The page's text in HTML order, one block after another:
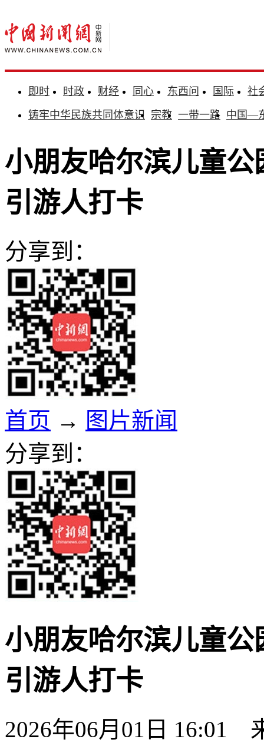
即时 时政 财经 同心 东西问 国际
社
铸牢中华民族共同体意识 宗教 一带一路 中国—
小朋友哈尔滨儿童
引游人打卡
分享到：
首页 → 图片新闻
分享到：
小朋友哈尔滨儿童
引游人打卡
2026年06月01日 16:01